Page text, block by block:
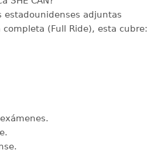
estadounidenses adjuntas
(Full Ride), esta cubre: